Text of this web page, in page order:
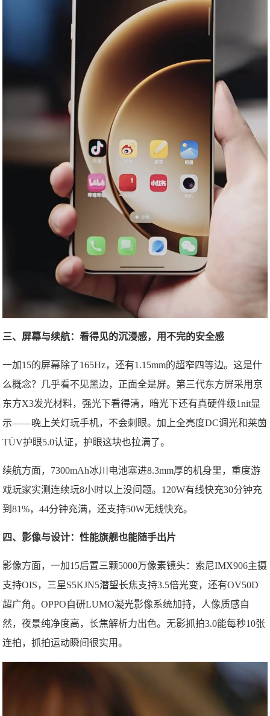
三、屏幕与续航：看得见的沉浸感，用不完的安全感
一加15的屏幕除了165Hz，还有1.15mm的超窄四等边。这是什
么概念？几乎看不见黑边，正面全是屏。第三代东方屏采用京
东方X3发光材料，强光下看得清，暗光下还有真硬件级1nit显
示——晚上关灯玩手机，不会刺眼。加上全亮度DC调光和莱茵
TÜV护眼5.0认证，护眼这块也拉满了。
续航方面，7300mAh冰川电池塞进8.3mm厚的机身里，重度游
戏玩家实测连续玩8小时以上没问题。120W有线快充30分钟充
到81%，44分钟充满，还支持50W无线快充。
四、影像与设计：性能旗舰也能随手出片
影像方面，一加15后置三颗5000万像素镜头：索尼IMX906主摄
支持OIS，三星S5KJN5潜望长焦支持3.5倍光变，还有OV50D
超广角。OPPO自研LUMO凝光影像系统加持，人像质感自
然，夜景纯净度高，长焦解析力出色。无影抓拍3.0能每秒10张
连拍，抓拍运动瞬间很实用。